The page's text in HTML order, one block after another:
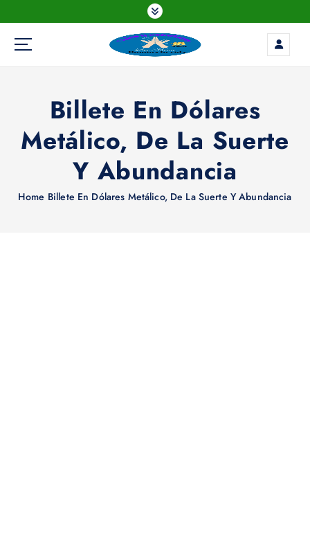
k
t
Billete En Dólares
Metálico, De La Suerte
Y Abundancia
Home Billete En Dólares Metálico, De La Suerte Y Abundancia